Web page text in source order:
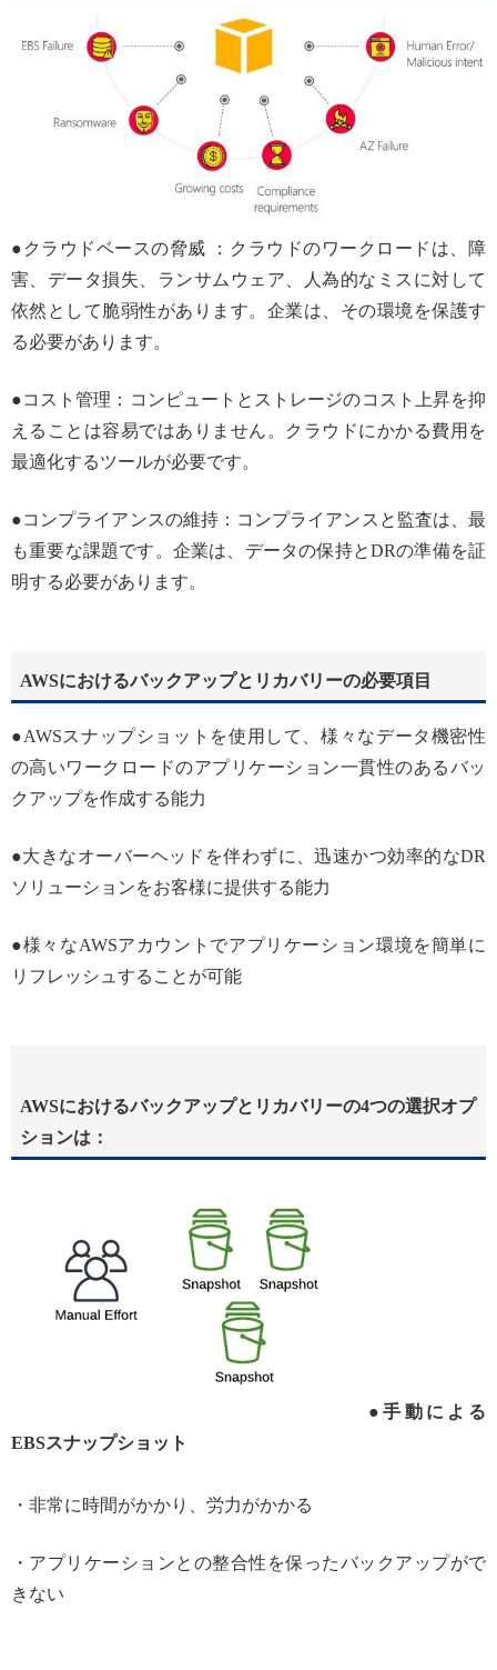
●クラウドベースの脅威 ：クラウドのワークロードは、障
害、データ損失、ランサムウェア、人為的なミスに対して
依然として脆弱性があります。企業は、その環境を保護す
る必要があります。
●コスト管理：コンピュートとストレージのコスト上昇を抑
えることは容易ではありません。クラウドにかかる費用を
最適化するツールが必要です。
●コンプライアンスの維持：コンプライアンスと監査は、最
も重要な課題です。企業は、データの保持とDRの準備を証
明する必要があります。
AWSにおけるバックアップとリカバリーの必要項目
●AWSスナップショットを使用して、様々なデータ機密性
の高いワークロードのアプリケーション一貫性のあるバッ
クアップを作成する能力
●大きなオーバーヘッドを伴わずに、迅速かつ効率的なDR
ソリューションをお客様に提供する能力
●様々なAWSアカウントでアプリケーション環境を簡単に
リフレッシュすることが可能
AWSにおけるバックアップとリカバリーの4つの選択オプ
ションは：
●手動による
EBSスナップショット
・非常に時間がかかり、労力がかかる
・アプリケーションとの整合性を保ったバックアップがで
きない